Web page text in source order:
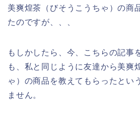
美爽煌茶（びそうこうちゃ）の商
たのですが、、、
もしかしたら、今、こちらの記事
も、私と同じように友達から美爽
ゃ）の商品を教えてもらったとい
ません。